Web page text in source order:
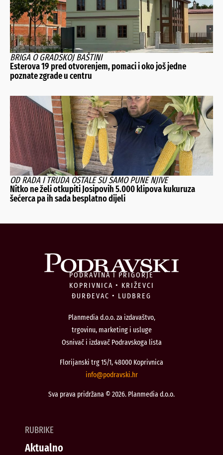
BRIGA O GRADSKOJ BAŠTINI
Esterova 19 pred otvorenjem, pomaci i oko još jedne
poznate zgrade u centru
OD RADA I TRUDA OSTALE SU SAMO PUNE NJIVE
Nitko ne želi otkupiti Josipovih 5.000 klipova kukuruza
šećerca pa ih sada besplatno dijeli
PODRAVINA I PRIGORJE
KOPRIVNICA • KRIŽEVCI
ĐURĐEVAC • LUDBREG
Planmedia d.o.o. za izdavaštvo,
trgovinu, marketing i usluge
Osnivač i izdavač Podravskoga lista
Florijanski trg 15/1, 48000 Koprivnica
rh.iksvardop
@ofni
Sva prava pridržana © 2026. Planmedia d.o.o.
RUBRIKE
Aktualno